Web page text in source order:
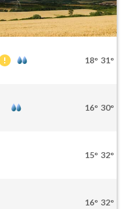
18° 31°
16° 30°
15° 32°
16° 32°